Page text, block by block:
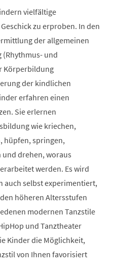
vielfältige
zu erproben. In den
der allgemeinen
(Rhythmus- und
Körperbildung
der kindlichen
erfahren einen
Sie erlernen
wie kriechen,
hüpfen, springen,
drehen, woraus
werden. Es wird
auch selbst experimentiert,
höheren Altersstufen
modernen Tanzstile
und Tanztheater
Kinder die Möglichkeit,
von Ihnen favorisiert